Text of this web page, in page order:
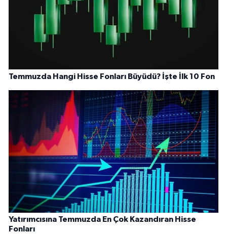
Temmuzda Hangi Hisse Fonları Büyüdü? İşte İlk 10 Fon
Yatırımcısına Temmuzda En Çok Kazandıran Hisse
Fonları